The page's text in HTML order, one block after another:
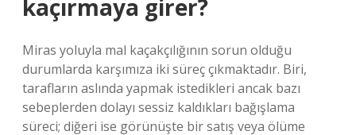
kaçırmaya girer?
Miras yoluyla mal kaçakçılığının sorun olduğu
durumlarda karşımıza iki süreç çıkmaktadır. Biri,
tarafların aslında yapmak istedikleri ancak bazı
sebeplerden dolayı sessiz kaldıkları bağışlama
süreci; diğeri ise görünüşte bir satış veya ölüme